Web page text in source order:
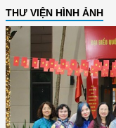
THƯ VIỆN HÌNH ẢNH